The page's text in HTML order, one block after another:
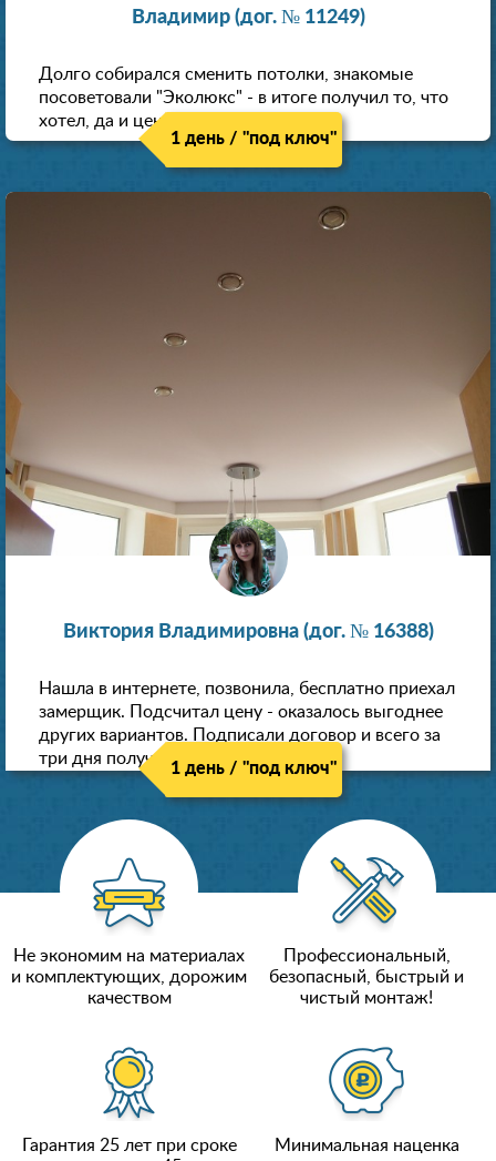
Владимир (дог. № 11249)
Долго собирался сменить потолки, знакомые
посоветовали "Эколюкс" - в итоге получил то, что
хотел, да и цена нормальная.
1 день / "под ключ"
Виктория Владимировна (дог. № 16388)
Нашла в интернете, позвонила, бесплатно приехал
замерщик. Подсчитал цену - оказалось выгоднее
других вариантов. Подписали договор и всего за
три дня получили новые потолки!
1 день / "под ключ"
Не экономим на материалах
и комплектующих, дорожим
качеством
Профессиональный,
безопасный, быстрый и
чистый монтаж!
Гарантия 25 лет при сроке
Минимальная наценка